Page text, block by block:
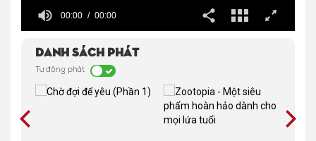
00:00 00:00
Danh sách phát
Tự động phát